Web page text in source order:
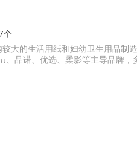
个
大的生活用纸和妇幼卫生用品制
品诺、优选、柔影等主导品牌，